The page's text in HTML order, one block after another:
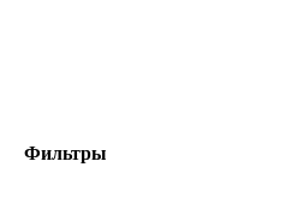
Фильтры